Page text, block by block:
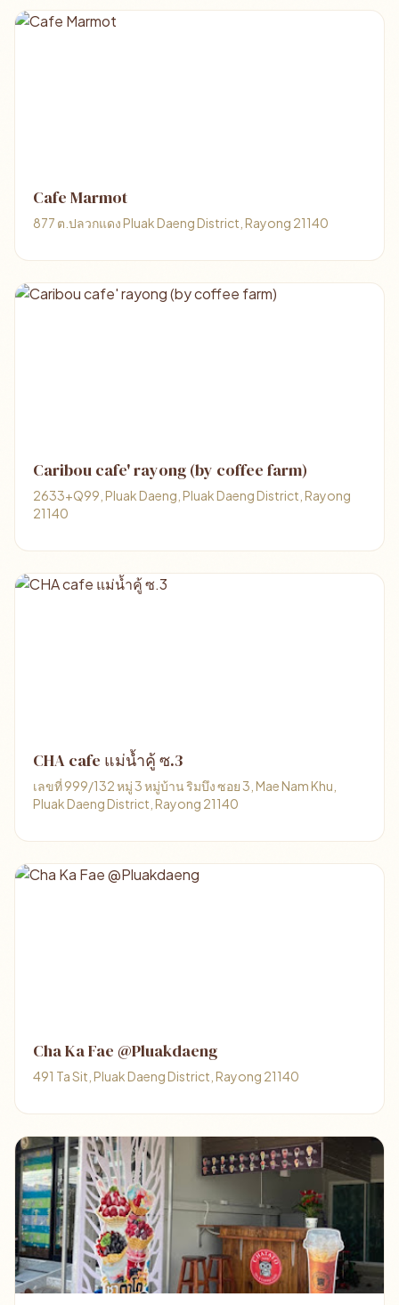
Cafe Marmot
877 ต.ปลวกแดง Pluak Daeng District, Rayong 21140
Caribou cafe' rayong (by coffee farm)
2633+Q99, Pluak Daeng, Pluak Daeng District, Rayong
21140
CHA cafe แม่น้ำคู้ ซ.3
เลขที่ 999/132 หมู่ 3 หมู่บ้าน ริมบึง ซอย 3, Mae Nam Khu,
Pluak Daeng District, Rayong 21140
Cha Ka Fae @Pluakdaeng
491 Ta Sit, Pluak Daeng District, Rayong 21140